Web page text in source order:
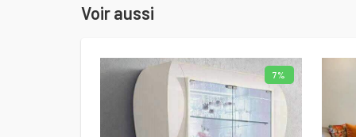
Voir aussi
7%
AJOUTER AU PANIER